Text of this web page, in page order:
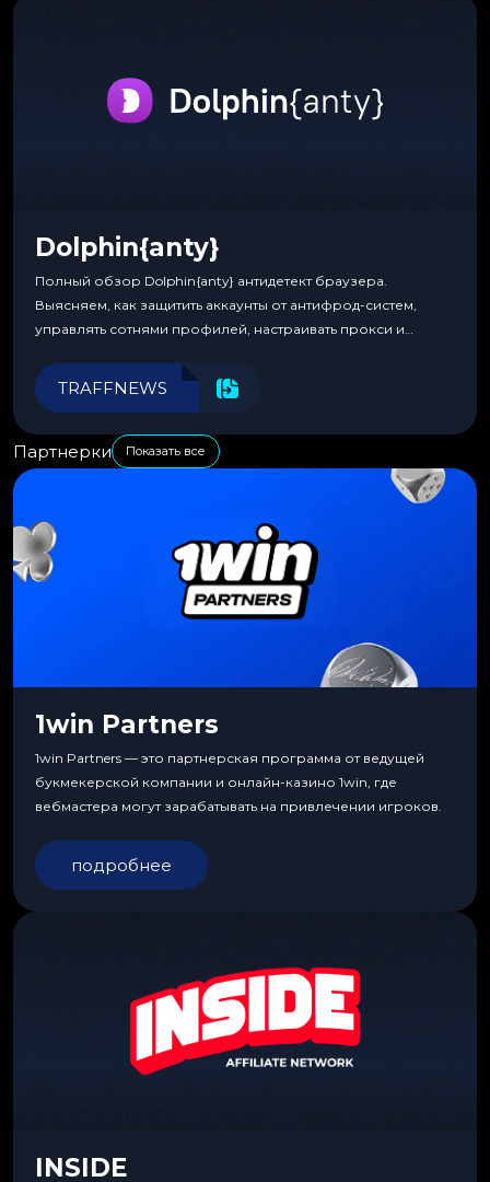
Dolphin{anty}
Полный обзор Dolphin{anty} антидетект браузера.
Выясняем, как защитить аккаунты от антифрод-систем,
управлять сотнями профилей, настраивать прокси и
эффективности.
TRAFFNEWS
Партнерки Показать все
1win Partners
1win Partners — это партнерская программа от ведущей
букмекерской компании и онлайн-казино 1win, где
вебмастера могут зарабатывать на привлечении игроков.
подробнее
INSIDE